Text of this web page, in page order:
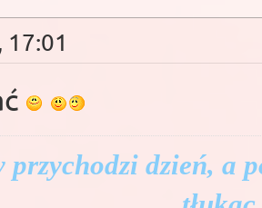
przychodzi dzień, a